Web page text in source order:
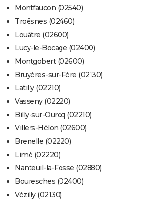
Montfaucon (02540)
Troësnes (02460)
Louâtre (02600)
Lucy-le-Bocage (02400)
Montgobert (02600)
Bruyères-sur-Fère (02130)
Latilly (02210)
Vasseny (02220)
Billy-sur-Ourcq (02210)
Villers-Hélon (02600)
Brenelle (02220)
Limé (02220)
Nanteuil-la-Fosse (02880)
Bouresches (02400)
Vézilly (02130)